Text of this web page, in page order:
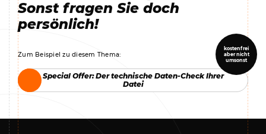
Sonst fragen Sie doch
persönlich!
Zum Beispiel zu diesem Thema:
kostenfrei
aber nicht
umsonst
Special Offer: Der technische Daten-Check Ihrer
Datei
Special Offer: Der technische Daten-Check Ihrer
Datei